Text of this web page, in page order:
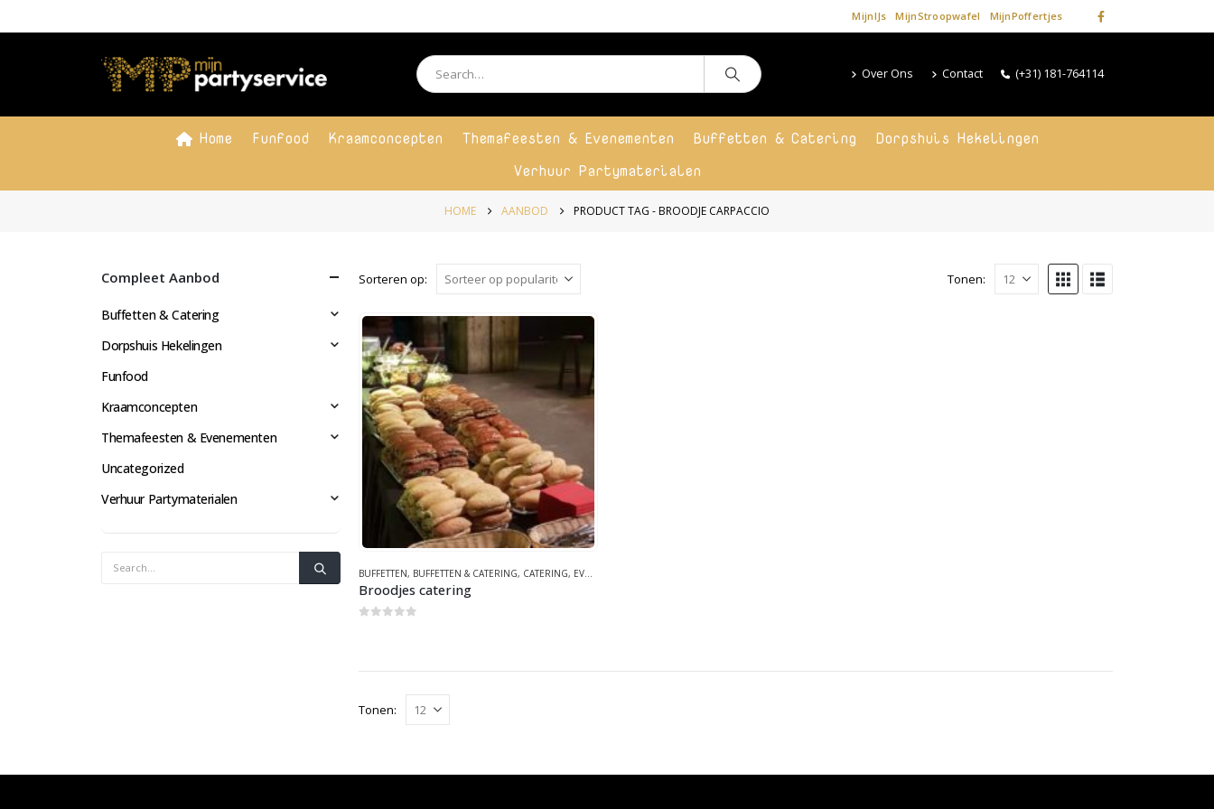
MijnIJs MijnStroopwafel MijnPoffertjes
Over Ons Contact (+31) 181-764114
Home Funfood Kraamconcepten Themafeesten & Evenementen Buffetten & Catering
Dorpshuis Hekelingen
Verhuur Partymaterialen
HOME AANBOD PRODUCT TAG -BROODJE CARPACCIO
Sorteren op: Tonen:
BUFFETTEN, BUFFETTEN & CATERING, CATERING, EVENEMENTEN
Broodjes catering
Tonen:
Compleet Aanbod
Buffetten & Catering
Dorpshuis Hekelingen
Funfood
Kraamconcepten
Themafeesten & Evenementen
Uncategorized
Verhuur Partymaterialen